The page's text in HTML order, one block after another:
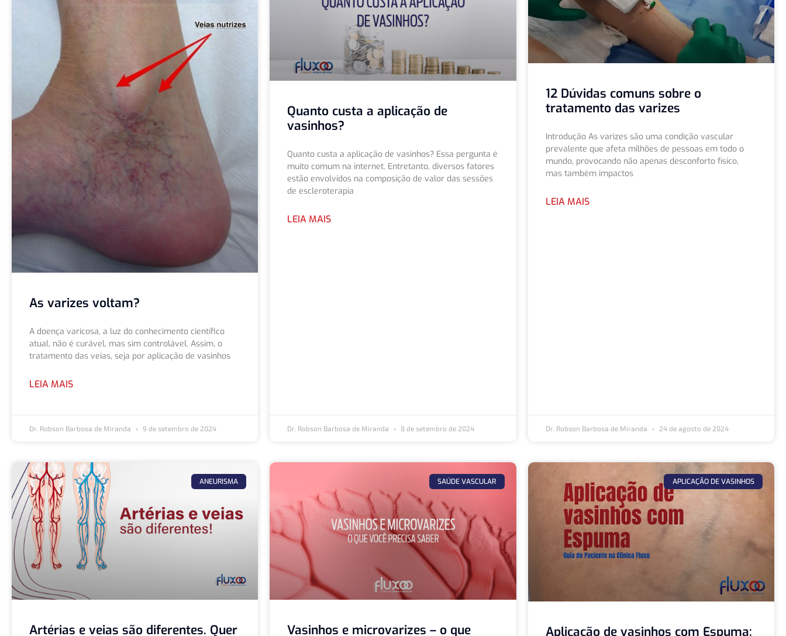
As varizes voltam?
A doença varicosa, a luz do conhecimento científico
atual, não é curável, mas sim controlável. Assim, o
tratamento das veias, seja por aplicação de vasinhos
LEIA MAIS
Dr. Robson Barbosa de Miranda 9 de setembro de 2024
Quanto custa a aplicação de
vasinhos?
Quanto custa a aplicação de vasinhos? Essa pergunta é
muito comum na internet. Entretanto, diversos fatores
estão envolvidos na composição de valor das sessões
de escleroterapia
LEIA MAIS
Dr. Robson Barbosa de Miranda 8 de setembro de 2024
12 Dúvidas comuns sobre o
tratamento das varizes
Introdução As varizes são uma condição vascular
prevalente que afeta milhões de pessoas em todo o
mundo, provocando não apenas desconforto físico,
mas também impactos
LEIA MAIS
Dr. Robson Barbosa de Miranda 24 de agosto de 2024
ANEURISMA
Artérias e veias são diferentes. Quer
SAÚDE VASCULAR
Vasinhos e microvarizes – o que
APLICAÇÃO DE VASINHOS
Aplicação de vasinhos com Espuma: